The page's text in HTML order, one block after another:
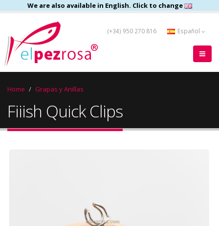
We are also available in English. Click to change
(+34) 950 270 816 Español
Home Grapas y Anillas
Fiiish Quick Clips